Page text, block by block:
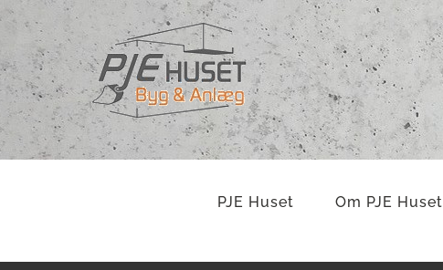
Skip
to
content
PJE Huset Om PJE Huset